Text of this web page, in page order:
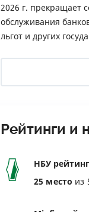
2026 г. прекращает
обслуживания
льгот и других
Рейтинги и
НБУ рейтинг
25 место из